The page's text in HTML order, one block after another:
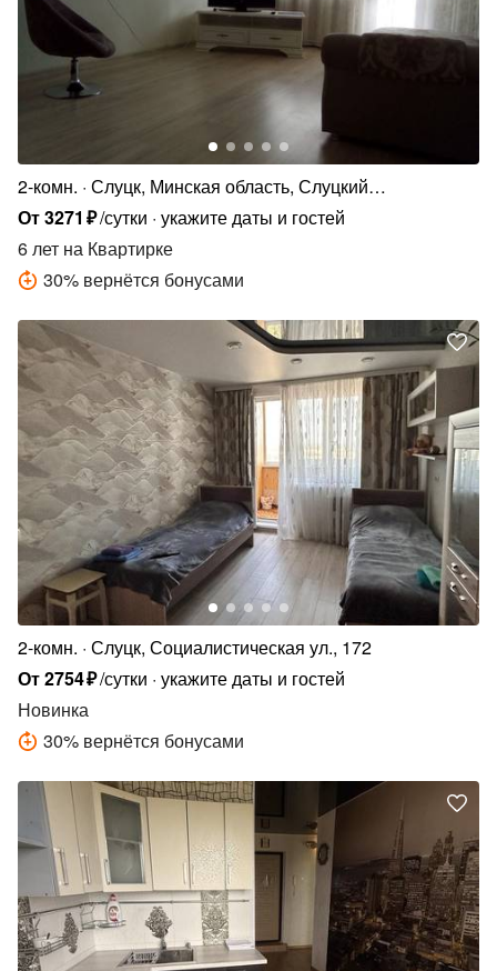
2-комн. Слуцк, Минская область, Слуцкий
район,Молодежная улица, 2
От3271 ₽/сутки укажите даты и гостей
6 лет на Квартирке
30% вернётся бонусами
2-комн. Слуцк, Социалистическая ул., 172
От2754₽/сутки укажите даты и гостей
Новинка
30% вернётся бонусами